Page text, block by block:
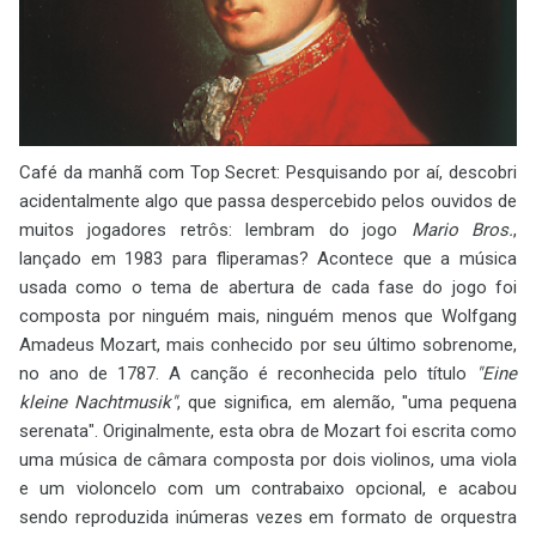
Café da manhã com Top Secret: Pesquisando por aí, descobri
acidentalmente algo que passa despercebido pelos ouvidos de
muitos jogadores retrôs: lembram do jogo Mario Bros.,
lançado em 1983 para fliperamas? Acontece que a música
usada como o tema de abertura de cada fase do jogo foi
composta por ninguém mais, ninguém menos que Wolfgang
Amadeus Mozart, mais conhecido por seu último sobrenome,
no ano de 1787. A canção é reconhecida pelo título
"Eine
kleine Nachtmusik", que significa, em alemão, "uma pequena
serenata". Originalmente, esta obra de Mozart foi escrita como
uma música de câmara composta por dois violinos, uma viola
e um violoncelo com um contrabaixo opcional, e acabou
sendo reproduzida inúmeras vezes em formato de orquestra